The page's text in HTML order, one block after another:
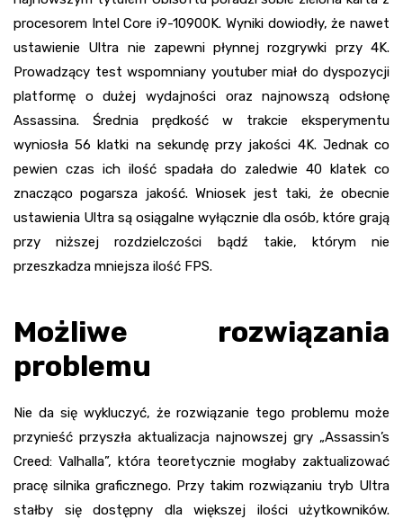
procesorem Intel Core i9-10900K. Wyniki dowiodły, że nawet
ustawienie Ultra nie zapewni płynnej rozgrywki przy 4K.
Prowadzący test wspomniany youtuber miał do dyspozycji
platformę o dużej wydajności oraz najnowszą odsłonę
Assassina. Średnia prędkość w trakcie eksperymentu
wyniosła 56 klatki na sekundę przy jakości 4K. Jednak co
pewien czas ich ilość spadała do zaledwie 40 klatek co
znacząco pogarsza jakość. Wniosek jest taki, że obecnie
ustawienia Ultra są osiągalne wyłącznie dla osób, które grają
przy niższej rozdzielczości bądź takie, którym nie
przeszkadza mniejsza ilość FPS.
Możliwe rozwiązania
problemu
Nie da się wykluczyć, że rozwiązanie tego problemu może
przynieść przyszła aktualizacja najnowszej gry „Assassin’s
Creed: Valhalla”, która teoretycznie mogłaby zaktualizować
pracę silnika graficznego. Przy takim rozwiązaniu tryb Ultra
stałby się dostępny dla większej ilości użytkowników.